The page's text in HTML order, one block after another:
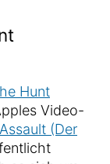
Hunt
Video-
(Der